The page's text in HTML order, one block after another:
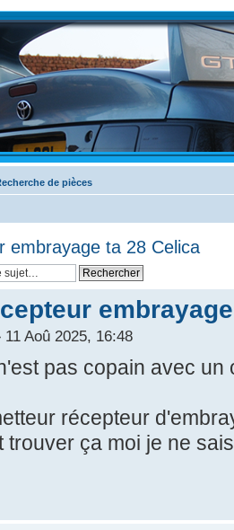
de pièces
embrayage ta 28 Celica
11 Aoû 2025, 16:48
pas copain avec
récepteur
trouver ça moi je ne